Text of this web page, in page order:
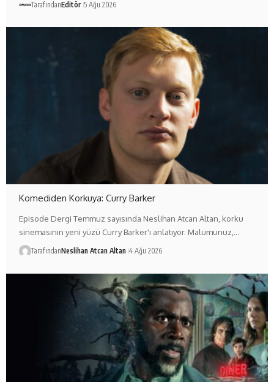
TarafındanEditör 5 Ağu 2026
Komediden Korkuya: Curry Barker
Episode Dergi Temmuz sayısında Neslihan Atcan Altan, korku
sinemasının yeni yüzü Curry Barker'ı anlatıyor. Malumunuz,…
TarafındanNeslihan Atcan Altan 4 Ağu 2026